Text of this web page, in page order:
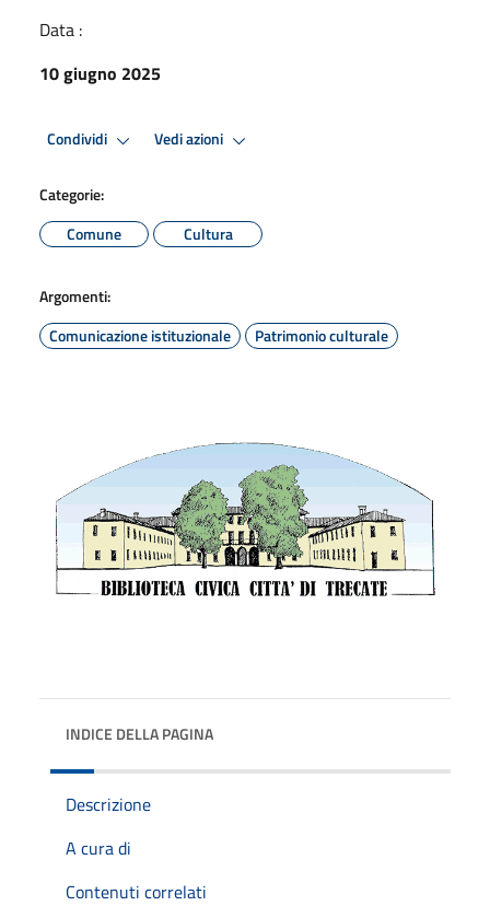
Data :
10 giugno 2025
Condividi Vedi azioni
Categorie:
Comune
Cultura
Argomenti:
Comunicazione istituzionale
Patrimonio culturale
INDICE DELLA PAGINA
Descrizione
A cura di
Contenuti correlati